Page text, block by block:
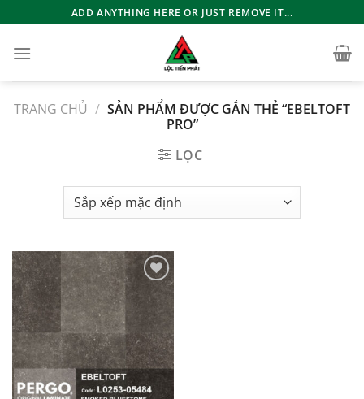
qua
nội
ADD ANYTHING HERE OR JUST REMOVE IT...
TRANG CHỦ / SẢN PHẨM ĐƯỢC GẮN THẺ “EBELTOFT
PRO”
LỌC
Add to
wishlist